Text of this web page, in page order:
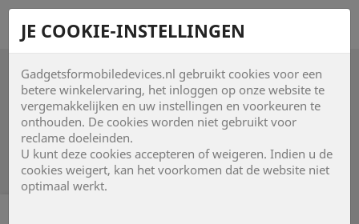

Item 1-24 van 29 in totaal item(s)
JE COOKIE-INSTELLINGEN
Gadgetsformobiledevices.nl gebruikt cookies voor een
betere winkelervaring, het inloggen op onze website te
vergemakkelijken en uw instellingen en voorkeuren te
onthouden. De cookies worden niet gebruikt voor
reclame doeleinden.
U kunt deze cookies accepteren of weigeren. Indien u de
cookies weigert, kan het voorkomen dat de website niet
optimaal werkt.